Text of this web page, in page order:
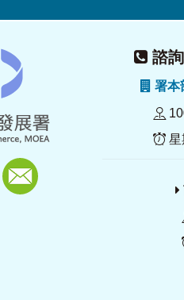
諮詢
署
星